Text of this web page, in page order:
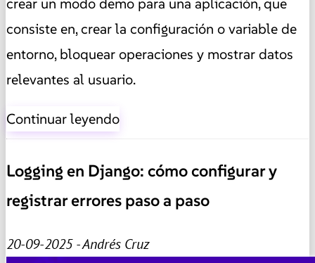
crear un modo demo para una aplicación, que
consiste en, crear la configuración o variable de
entorno, bloquear operaciones y mostrar datos
relevantes al usuario.
Continuar leyendo
Logging en Django: cómo configurar y
registrar errores paso a paso
20-09-2025 - Andrés Cruz